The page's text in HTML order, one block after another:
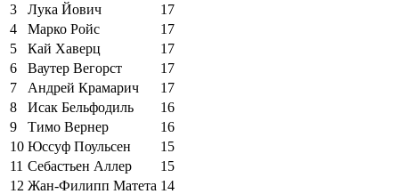
3
Лука Йович
17
4
Марко Ройс
17
5
Кай Хаверц
17
6
Ваутер Вегорст
17
7
Андрей Крамарич
17
8
Исак Бельфодиль
16
9
Тимо Вернер
16
10 Юссуф Поульсен
15
11 Себастьен Аллер
15
12 Жан-Филипп Матета 14